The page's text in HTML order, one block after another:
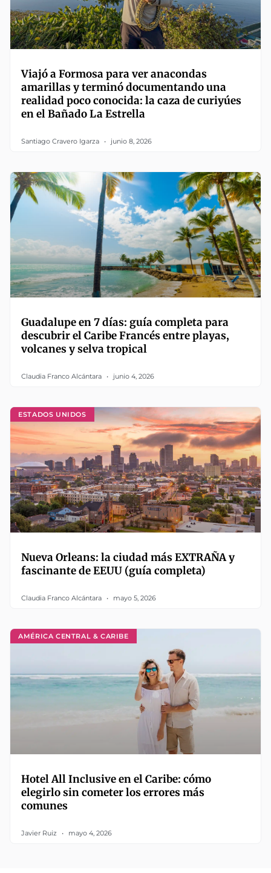
Viajó a Formosa para ver anacondas
amarillas y terminó documentando una
realidad poco conocida: la caza de curiyúes
en el Bañado La Estrella
Santiago Cravero Igarza junio 8, 2026
Guadalupe en 7 días: guía completa para
descubrir el Caribe Francés entre playas,
volcanes y selva tropical
Claudia Franco Alcántara junio 4, 2026
ESTADOS UNIDOS
Nueva Orleans: la ciudad más EXTRAÑA y
fascinante de EEUU (guía completa)
Claudia Franco Alcántara mayo 5, 2026
AMÉRICA CENTRAL & CARIBE
Hotel All Inclusive en el Caribe: cómo
elegirlo sin cometer los errores más
comunes
Javier Ruiz mayo 4, 2026